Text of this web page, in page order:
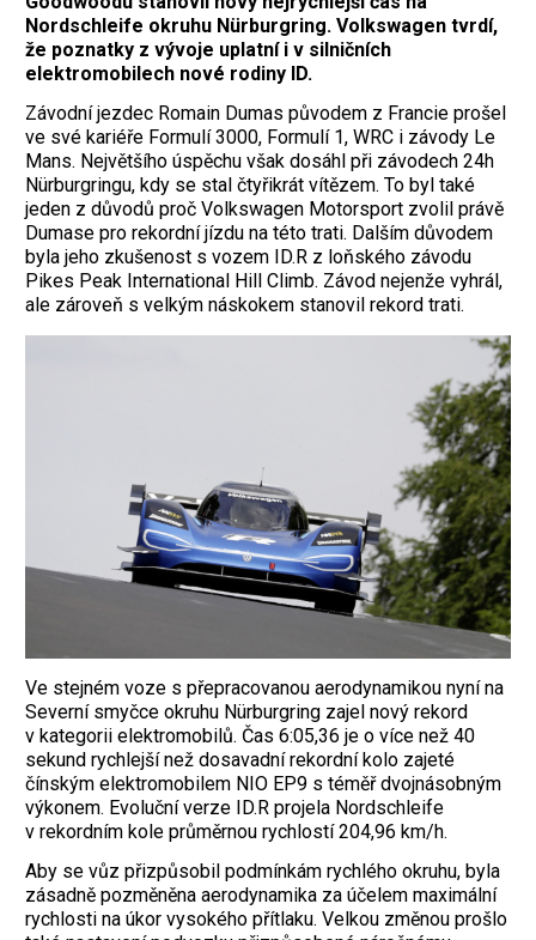
Nordschleife okruhu Nürburgring. Volkswagen tvrdí,
že poznatky z vývoje uplatní i v silničních
elektromobilech nové rodiny ID.
Závodní jezdec Romain Dumas původem z Francie prošel
ve své kariéře Formulí 3000, Formulí 1, WRC i závody Le
Mans. Největšího úspěchu však dosáhl při závodech 24h
Nürburgringu, kdy se stal čtyřikrát vítězem. To byl také
jeden z důvodů proč Volkswagen Motorsport zvolil právě
Dumase pro rekordní jízdu na této trati. Dalším důvodem
byla jeho zkušenost s vozem ID.R z loňského závodu
Pikes Peak International Hill Climb. Závod nejenže vyhrál,
ale zároveň s velkým náskokem stanovil rekord trati.
Ve stejném voze s přepracovanou aerodynamikou nyní na
Severní smyčce okruhu Nürburgring zajel nový rekord
v kategorii elektromobilů. Čas 6:05,36 je o více než 40
sekund rychlejší než dosavadní rekordní kolo zajeté
čínským elektromobilem NIO EP9 s téměř dvojnásobným
výkonem. Evoluční verze ID.R projela Nordschleife
v rekordním kole průměrnou rychlostí 204,96 km/h.
Aby se vůz přizpůsobil podmínkám rychlého okruhu, byla
zásadně pozměněna aerodynamika za účelem maximální
rychlosti na úkor vysokého přítlaku. Velkou změnou prošlo